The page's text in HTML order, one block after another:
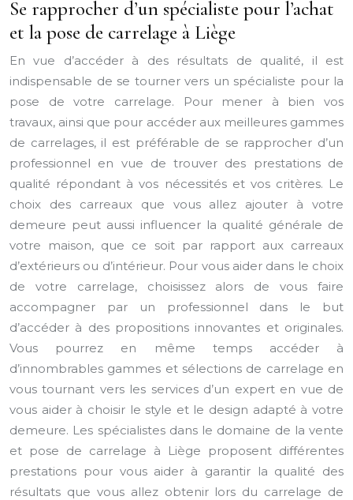
Se rapprocher d’un spécialiste pour l’achat
et la pose de carrelage à Liège
En vue d’accéder à des résultats de qualité, il est
indispensable de se tourner vers un spécialiste pour la
pose de votre carrelage. Pour mener à bien vos
travaux, ainsi que pour accéder aux meilleures gammes
de carrelages, il est préférable de se rapprocher d’un
professionnel en vue de trouver des prestations de
qualité répondant à vos nécessités et vos critères. Le
choix des carreaux que vous allez ajouter à votre
demeure peut aussi influencer la qualité générale de
votre maison, que ce soit par rapport aux carreaux
d’extérieurs ou d’intérieur. Pour vous aider dans le choix
de votre carrelage, choisissez alors de vous faire
accompagner par un professionnel dans le but
d’accéder à des propositions innovantes et originales.
Vous pourrez en même temps accéder à
d’innombrables gammes et sélections de carrelage en
vous tournant vers les services d’un expert en vue de
vous aider à choisir le style et le design adapté à votre
demeure. Les spécialistes dans le domaine de la vente
et pose de carrelage à Liège proposent différentes
prestations pour vous aider à garantir la qualité des
résultats que vous allez obtenir lors du carrelage de